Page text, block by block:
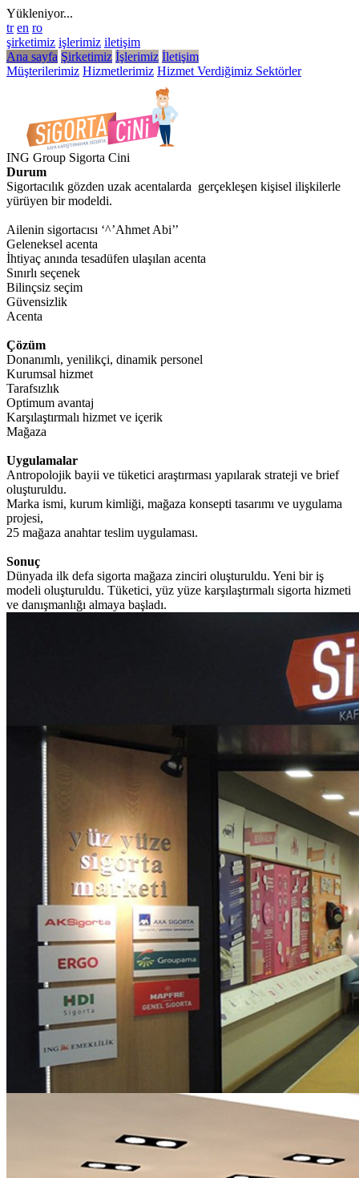
Yükleniyor...
tr en ro
şirketimiz işlerimiz iletişim
Ana sayfa Şirketimiz İşlerimiz İletişim
Müşterilerimiz Hizmetlerimiz Hizmet Verdiğimiz Sektörler
ING Group Sigorta Cini
Durum
Sigortacılık gözden uzak acentalarda gerçekleşen kişisel ilişkilerle
yürüyen bir modeldi.
Ailenin sigortacısı ‘^’Ahmet Abi’’
Geleneksel acenta
İhtiyaç anında tesadüfen ulaşılan acenta
Sınırlı seçenek
Bilinçsiz seçim
Güvensizlik
Acenta
Çözüm
Donanımlı, yenilikçi, dinamik personel
Kurumsal hizmet
Tarafsızlık
Optimum avantaj
Karşılaştırmalı hizmet ve içerik
Mağaza
Uygulamalar
Antropolojik bayii ve tüketici araştırması yapılarak strateji ve brief
oluşturuldu.
Marka ismi, kurum kimliği, mağaza konsepti tasarımı ve uygulama
projesi,
25 mağaza anahtar teslim uygulaması.
Sonuç
Dünyada ilk defa sigorta mağaza zinciri oluşturuldu. Yeni bir iş
modeli oluşturuldu. Tüketici, yüz yüze karşılaştırmalı sigorta hizmeti
ve danışmanlığı almaya başladı.